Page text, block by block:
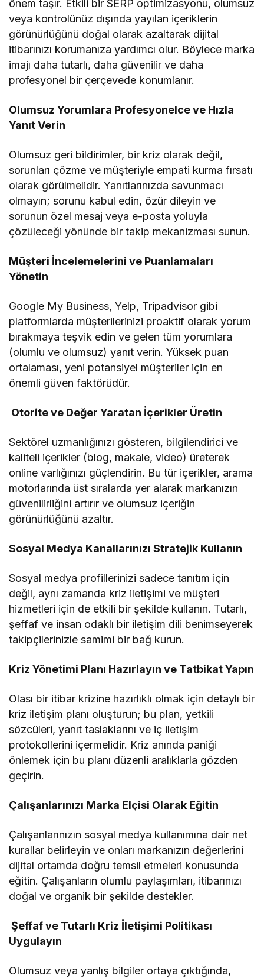
önem taşır. Etkili bir SERP optimizasyonu, olumsuz
veya kontrolünüz dışında yayılan içeriklerin
görünürlüğünü doğal olarak azaltarak dijital
itibarınızı korumanıza yardımcı olur. Böylece marka
imajı daha tutarlı, daha güvenilir ve daha
profesyonel bir çerçevede konumlanır.
Olumsuz Yorumlara Profesyonelce ve Hızla
Yanıt Verin
Olumsuz geri bildirimler, bir kriz olarak değil,
sorunları çözme ve müşteriyle empati kurma fırsatı
olarak görülmelidir. Yanıtlarınızda savunmacı
olmayın; sorunu kabul edin, özür dileyin ve
sorunun özel mesaj veya e-posta yoluyla
çözüleceği yönünde bir takip mekanizması sunun.
Müşteri İncelemelerini ve Puanlamaları
Yönetin
Google My Business, Yelp, Tripadvisor gibi
platformlarda müşterilerinizi proaktif olarak yorum
bırakmaya teşvik edin ve gelen tüm yorumlara
(olumlu ve olumsuz) yanıt verin. Yüksek puan
ortalaması, yeni potansiyel müşteriler için en
önemli güven faktörüdür.
Otorite ve Değer Yaratan İçerikler Üretin
Sektörel uzmanlığınızı gösteren, bilgilendirici ve
kaliteli içerikler (blog, makale, video) üreterek
online varlığınızı güçlendirin. Bu tür içerikler, arama
motorlarında üst sıralarda yer alarak markanızın
güvenilirliğini artırır ve olumsuz içeriğin
görünürlüğünü azaltır.
Sosyal Medya Kanallarınızı Stratejik Kullanın
Sosyal medya profillerinizi sadece tanıtım için
değil, aynı zamanda kriz iletişimi ve müşteri
hizmetleri için de etkili bir şekilde kullanın. Tutarlı,
şeffaf ve insan odaklı bir iletişim dili benimseyerek
takipçilerinizle samimi bir bağ kurun.
Kriz Yönetimi Planı Hazırlayın ve Tatbikat Yapın
Olası bir itibar krizine hazırlıklı olmak için detaylı bir
kriz iletişim planı oluşturun; bu plan, yetkili
sözcüleri, yanıt taslaklarını ve iç iletişim
protokollerini içermelidir. Kriz anında paniği
önlemek için bu planı düzenli aralıklarla gözden
geçirin.
Çalışanlarınızı Marka Elçisi Olarak Eğitin
Çalışanlarınızın sosyal medya kullanımına dair net
kurallar belirleyin ve onları markanızın değerlerini
dijital ortamda doğru temsil etmeleri konusunda
eğitin. Çalışanların olumlu paylaşımları, itibarınızı
doğal ve organik bir şekilde destekler.
Şeffaf ve Tutarlı Kriz İletişimi Politikası
Uygulayın
Olumsuz veya yanlış bilgiler ortaya çıktığında,